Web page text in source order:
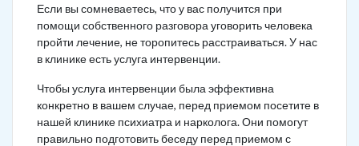
Если вы сомневаетесь, что у вас получится при
помощи собственного разговора уговорить человека
пройти лечение, не торопитесь расстраиваться. У нас
в клинике есть услуга интервенции.
Чтобы услуга интервенции была эффективна
конкретно в вашем случае, перед приемом посетите в
нашей клинике психиатра и нарколога. Они помогут
правильно подготовить беседу перед приемом с